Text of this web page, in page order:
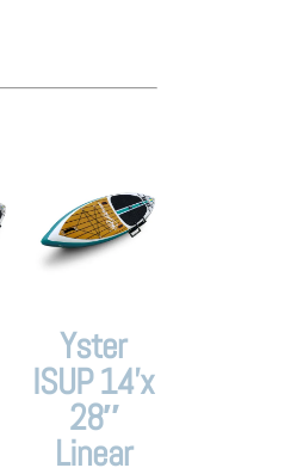
Yster
ISUP 14’x
28″
Linear